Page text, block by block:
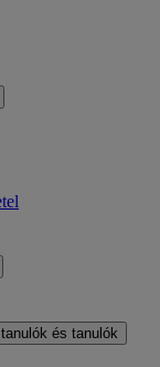
és tanulók